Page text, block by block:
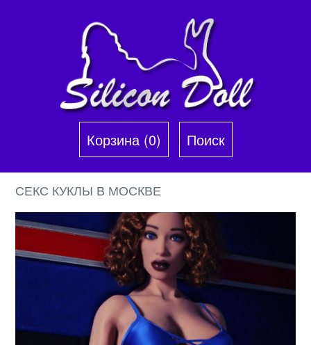
Корзина (0)‎ Поиск
СЕКС КУКЛЫ В МОСКВЕ